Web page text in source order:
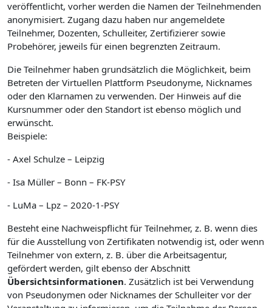
veröffentlicht, vorher werden die Namen der Teilnehmenden
anonymisiert. Zugang dazu haben nur angemeldete
Teilnehmer, Dozenten, Schulleiter, Zertifizierer sowie
Probehörer, jeweils für einen begrenzten Zeitraum.
Die Teilnehmer haben grundsätzlich die Möglichkeit, beim
Betreten der Virtuellen Plattform Pseudonyme, Nicknames
oder den Klarnamen zu verwenden. Der Hinweis auf die
Kursnummer oder den Standort ist ebenso möglich und
erwünscht.
Beispiele:
- Axel Schulze – Leipzig
- Isa Müller – Bonn – FK-PSY
- LuMa – Lpz – 2020-1-PSY
Besteht eine Nachweispflicht für Teilnehmer, z. B. wenn dies
für die Ausstellung von Zertifikaten notwendig ist, oder wenn
Teilnehmer von extern, z. B. über die Arbeitsagentur,
gefördert werden, gilt ebenso der Abschnitt
Übersichtsinformationen. Zusätzlich ist bei Verwendung
von Pseudonymen oder Nicknames der Schulleiter vor der